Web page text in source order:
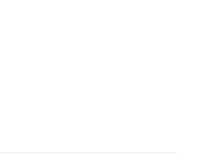
らリピーター獲得までの導線構築